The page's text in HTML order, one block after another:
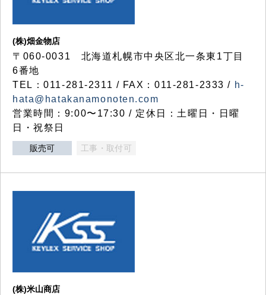
(株)畑金物店
〒060-0031 北海道札幌市中央区北一条東1丁目
6番地
TEL：011-281-2311 / FAX：011-281-2333 / h-
hata@hatakanamonoten.com
営業時間：9:00〜17:30 / 定休日：土曜日・日曜
日・祝祭日
販売可 工事・取付可
(株)米山商店